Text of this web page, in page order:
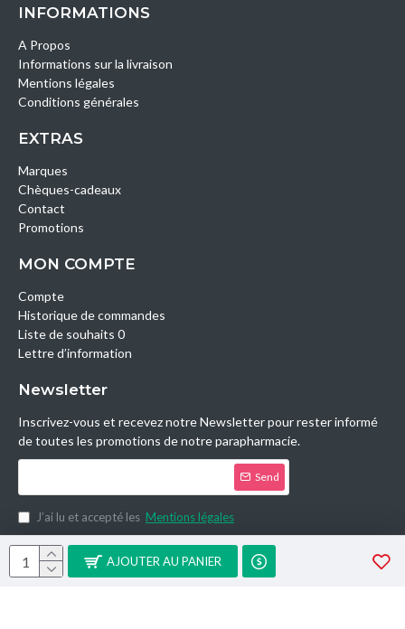
AJOUTER AU PANIER
INFORMATIONS
A Propos
Informations sur la livraison
Mentions légales
Conditions générales
EXTRAS
Marques
Chèques-cadeaux
Contact
Promotions
MON COMPTE
Compte
Historique de commandes
Liste de souhaits 0
Lettre d’information
Newsletter
Inscrivez-vous et recevez notre Newsletter pour rester informé
de toutes les promotions de notre parapharmacie.
Send
J’ai lu et accepté les Mentions légales
Copyright © 2014, Parashop.tn, All Rights Reserved.